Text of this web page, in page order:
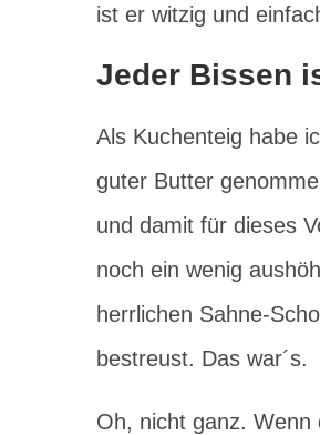
ist er witzig und
Jeder Bissen
Als Kuchenteig habe
guter Butter
und damit für dieses
noch ein wenig
herrlichen Sahne-
bestreust. Das war´s.
Oh, nicht ganz. Wenn